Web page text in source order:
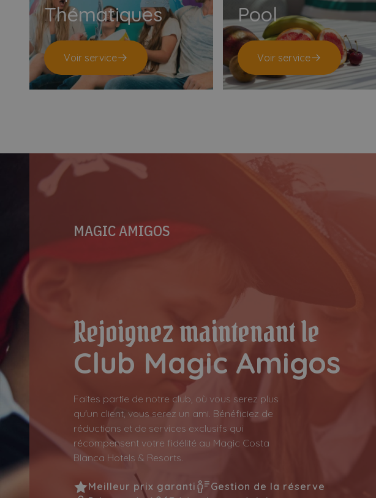
Thématiques
Voir service
Pool
Voir service
MAGIC AMIGOS
Rejoignez maintenant le
Club Magic Amigos
Faites partie de notre club, où vous serez plus
qu'un client, vous serez un ami. Bénéficiez de
réductions et de services exclusifs qui
récompensent votre fidélité au Magic Costa
Blanca Hotels & Resorts.
Meilleur prix garanti
Gestion de la réserve